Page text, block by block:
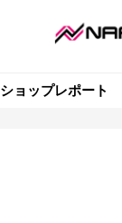
ショップレポート